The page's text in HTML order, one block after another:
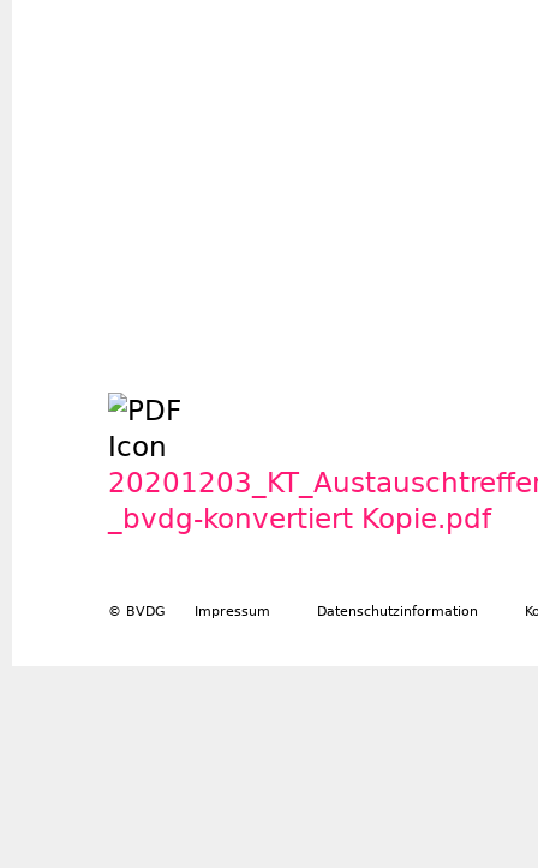
_bvdg-konvertiert Kopie.pdf
© BVDG Impressum Datenschutzinformation